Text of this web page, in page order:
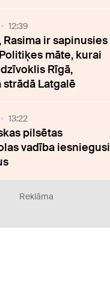
12:39
Rasima ir sapinusies
māte, kurai
Rīgā,
Latgalē
13:22
pilsētas
vadība iesniegusi
Reklāma